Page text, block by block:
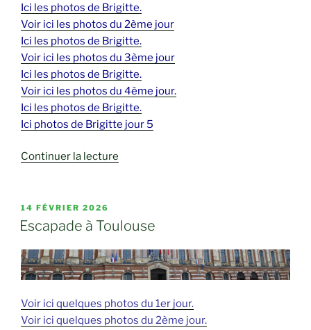
Ici les photos de Brigitte.
Voir ici les photos du 2ème jour
Ici les photos de Brigitte.
Voir ici les photos du 3ème jour
Ici les photos de Brigitte.
Voir ici les photos du 4ème jour.
Ici les photos de Brigitte.
Ici photos de Brigitte jour 5
Continuer la lecture
(du
au
19
PUBLIÉ
LE
14 FÉVRIER 2026
Escapade à Toulouse
Voir ici quelques photos du 1er jour.
Voir ici quelques photos du 2ème jour.